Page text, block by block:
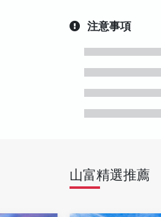
注意事項
山富精選推薦